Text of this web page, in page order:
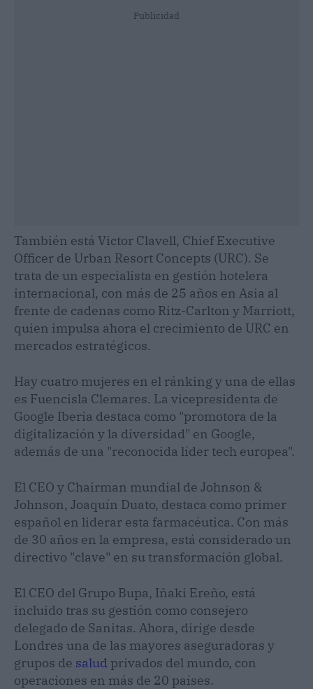
Publicidad
También está Victor Clavell, Chief Executive
Officer de Urban Resort Concepts (URC). Se
trata de un especialista en gestión hotelera
internacional, con más de 25 años en Asia al
frente de cadenas como Ritz-Carlton y Marriott,
quien impulsa ahora el crecimiento de URC en
mercados estratégicos.
Hay cuatro mujeres en el ránking y una de ellas
es Fuencisla Clemares. La vicepresidenta de
Google Iberia destaca como "promotora de la
digitalización y la diversidad" en Google,
además de una "reconocida líder tech europea".
El CEO y Chairman mundial de Johnson &
Johnson, Joaquín Duato, destaca como primer
español en liderar esta farmacéutica. Con más
de 30 años en la empresa, está considerado un
directivo "clave" en su transformación global.
El CEO del Grupo Bupa, Iñaki Ereño, está
incluido tras su gestión como consejero
delegado de Sanitas. Ahora, dirige desde
Londres una de las mayores aseguradoras y
grupos de salud privados del mundo, con
operaciones en más de 20 países.